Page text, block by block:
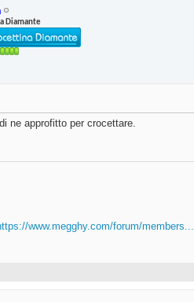
Diamante
ne approfitto per crocettare.
www.megghy.com/forum/